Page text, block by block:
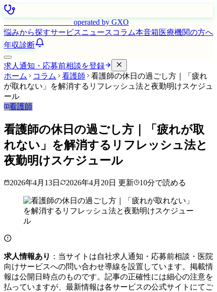
operated by GXO
悩みから探すサービスニュース コラム本音箱医療機関の方へ
年収診断
求人通知・応募前相談を登録
ホーム
コラム 看護師
看護師の休日の過ごし方｜「疲れ
が取れない」を解消するリフレッシュ法と夜勤明けスケジュ
ール
看護師
看護師の休日の過ごし方｜「疲れが取
れない」を解消するリフレッシュ法と
夜勤明けスケジュール
2026年4月13日 2026年4月20日 更新 10分で読める
求人情報あり ：当サイトは自社求人通知・応募前相談・医院
向けサービスへの問い合わせ導線を設置しています。掲載情
報は公開日時点のものです。記事の正確性には細心の注意を
払っていますが、最新情報は各サービスの公式サイトにてご